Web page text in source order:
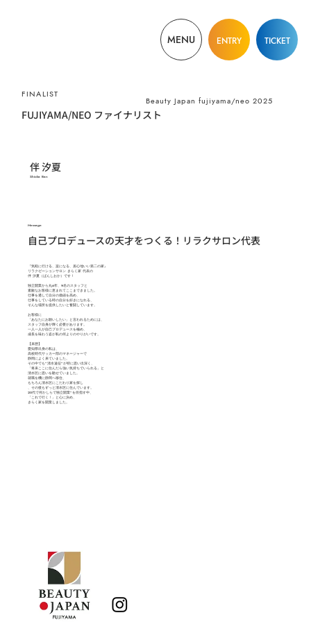
MENU ENTRY TICKET
伴 汐夏
Shioka Ban
​Message
自己プロデュースの天才をつくる！リラクサロン代表
『気軽に行ける、楽になる、居心地いい第二の家』
リラクゼーションサロン きらく家 代表の
伴 汐夏（ばんしおか）です！
独立開業から丸6年、9名のスタッフと
素敵なお客様に恵まれてここまできました。
仕事を通して自分の価値を高め、
仕事をしている時の自分を好きになれる、
そんな場所を提供したいと奮闘しています。
お客様に
「あなたにお願いしたい」と言われるためには、
スタッフ自身が輝く必要があります。
一人一人が自己プロデュースを極め、
成長を味わう姿が私の何よりのやりがいです。
【来歴】
愛知県出身の私は、
高校時代サッカー部のマネージャーで
静岡によく来ていました。
その中でも”清水遠征”が特に思い出深く、
「将来ここに住んだら強い気持ちでいられる」と
清水区に思いを馳せていました。
就職を機に静岡へ移住、
もちろん清水区にこだわり家を探し
、その後もずっと清水区に住んでいます。
20代で何かしらで独立開業”を目指す中、
「これで行く！」と心に決め、
きらく家を開業しました。
​FINALIST
Beauty Japan fujiyama/neo 2025
FUJIYAMA/NEO ファイナリスト